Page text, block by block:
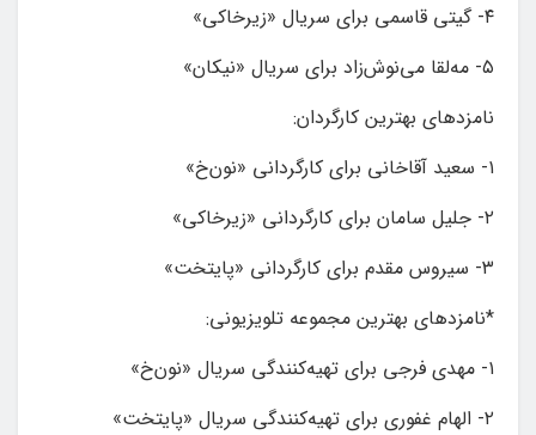
۴- گیتی قاسمی برای سریال «زیرخاکی»
۵- مه‌لقا می‌نوش‌زاد برای سریال «نیکان»
نامزدهای بهترین کارگردان:
۱- سعید آقاخانی برای کارگردانی «نون‌خ»
۲- جلیل سامان برای کارگردانی «زیرخاکی»
۳- سیروس مقدم برای کارگردانی «پایتخت»
*نامزدهای بهترین مجموعه تلویزیونی:
۱- مهدی فرجی برای تهیه‌کنندگی سریال «نون‌خ»
۲- الهام غفوری برای تهیه‌کنندگی سریال «پایتخت»